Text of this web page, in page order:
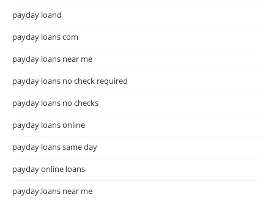
payday loand
payday loans com
payday loans near me
payday loans no check required
payday loans no checks
payday loans online
payday loans same day
payday online loans
payday.loans near me